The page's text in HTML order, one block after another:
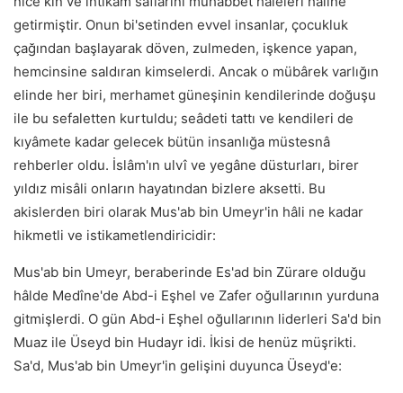
getirmiştir. Onun bi'setinden evvel insanlar, çocukluk
çağından başlayarak döven, zulmeden, işkence yapan,
hemcinsine saldıran kimselerdi. Ancak o mübârek varlığın
elinde her biri, merhamet güneşinin kendilerinde doğuşu
ile bu sefaletten kurtuldu; seâdeti tattı ve kendileri de
kıyâmete kadar gelecek bütün insanlığa müstesnâ
rehberler oldu. İslâm'ın ulvî ve yegâne düsturları, birer
yıldız misâli onların hayatından bizlere aksetti. Bu
akislerden biri olarak Mus'ab bin Umeyr'in hâli ne kadar
hikmetli ve istikametlendiricidir:
Mus'ab bin Umeyr, beraberinde Es'ad bin Zürare olduğu
hâlde Medîne'de Abd-i Eşhel ve Zafer oğullarının yurduna
gitmişlerdi. O gün Abd-i Eşhel oğullarının liderleri Sa'd bin
Muaz ile Üseyd bin Hudayr idi. İkisi de henüz müşrikti.
Sa'd, Mus'ab bin Umeyr'in gelişini duyunca Üseyd'e: